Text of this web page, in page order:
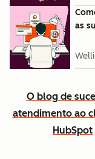
as
O blog de
atendimento ao
HubSpot